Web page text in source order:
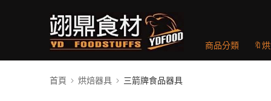
商品分類 🔖
首頁 烘焙器具 三箭牌食品器具